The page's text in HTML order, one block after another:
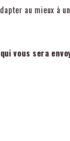
au mieux à
vous sera